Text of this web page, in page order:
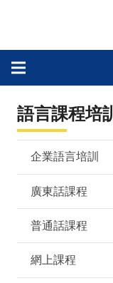
語言課程培訓
企業語言培訓
廣東話課程
普通話課程
網上課程